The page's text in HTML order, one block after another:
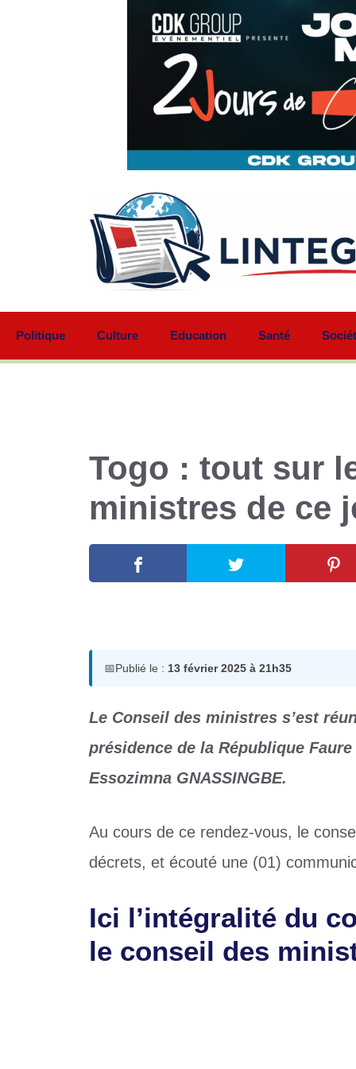
Politique Culture Education Santé
Togo : tout sur
ministres de ce
📅Publié le : 13 février 2025 à 21h35
Le Conseil des ministres s’est
présidence de la République Faure
Essozimna GNASSINGBE.
Au cours de ce rendez-vous, le
décrets, et écouté une (01)
Ici l’intégralité du
le conseil des